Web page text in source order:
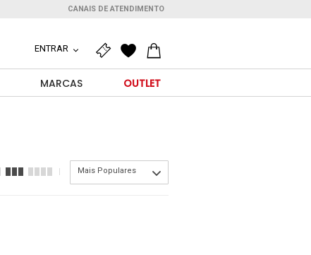
CANAIS DE ATENDIMENTO
ENTRAR
MARCAS OUTLET
Mais Populares